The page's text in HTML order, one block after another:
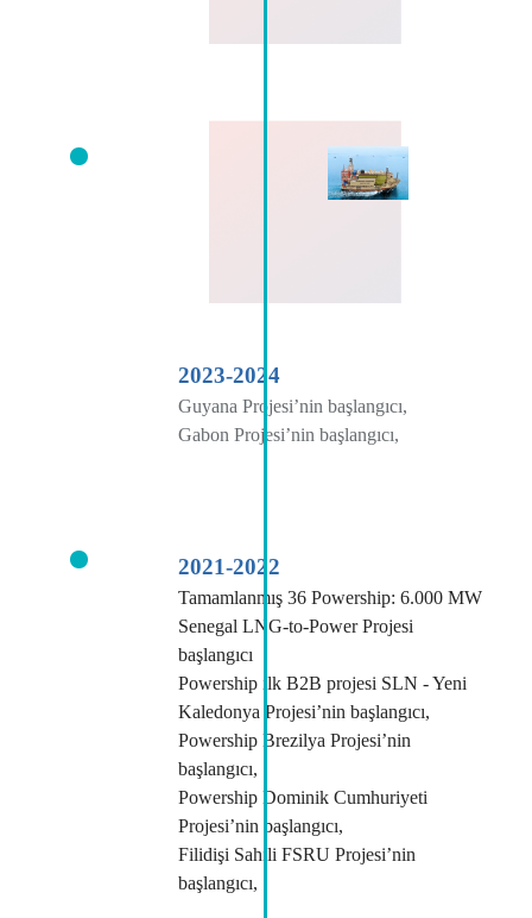
2023-2024
Guyana Projesi’nin başlangıcı,
Gabon Projesi’nin başlangıcı,
2021-2022
Tamamlanmış 36 Powership: 6.000 MW
Senegal LNG-to-Power Projesi
başlangıcı
Powership ilk B2B projesi SLN - Yeni
Kaledonya Projesi’nin başlangıcı,
Powership Brezilya Projesi’nin
başlangıcı,
Powership Dominik Cumhuriyeti
Projesi’nin başlangıcı,
Filidişi Sahili FSRU Projesi’nin
başlangıcı,